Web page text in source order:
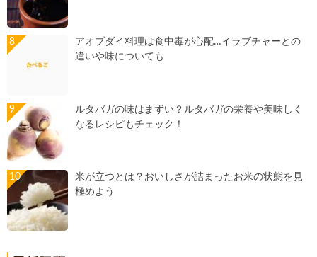
アオブダイ料理は食中毒が心配…イラブチャーとの
違いや味についても
ルタバガの味はまずい？ルタバガの栄養や美味しく
なるレシピもチェック！
米が立つとは？おいしさが詰まったお米の状態を見
極めよう